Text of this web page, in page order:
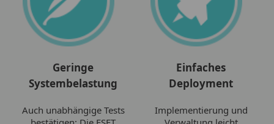
Geringe
Systembelastung
Auch unabhängige Tests
Einfaches
Deployment
Implementierung und